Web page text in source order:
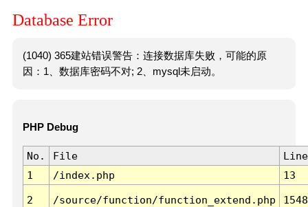
Database Error
(1040) 365建站错误警告：连接数据库失败，可能的原
因：1、数据库密码不对; 2、mysql未启动。
PHP Debug
No. File
Line
1
/index.php 13
2 /source/function/function_extend.php 1548